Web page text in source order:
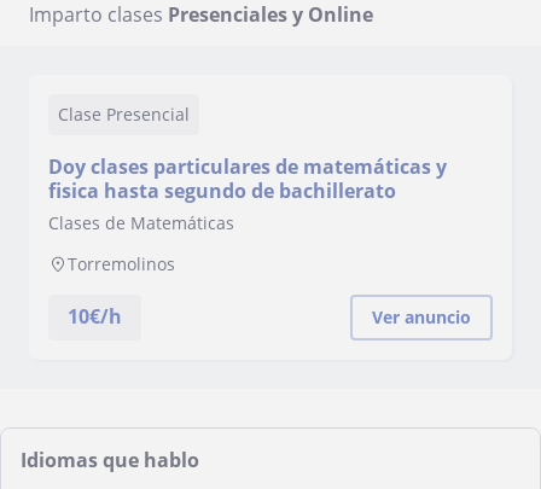
Imparto clases Presenciales y Online
Clase Presencial
Doy clases particulares de matemáticas y
fisica hasta segundo de bachillerato
Clases de Matemáticas
Torremolinos
10€/h Ver anuncio
Idiomas que hablo